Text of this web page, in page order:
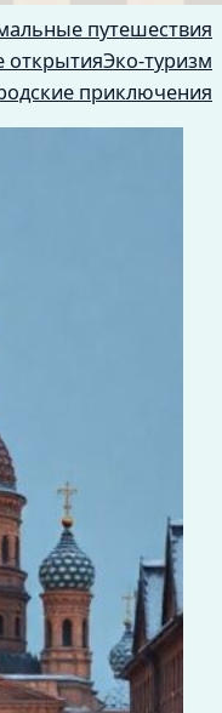
путешествия
открытияЭко-туризм
приключения